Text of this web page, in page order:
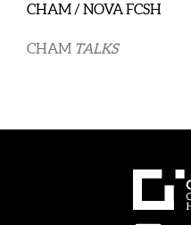
CHAM / NOVA FCSH
CHAM TALKS